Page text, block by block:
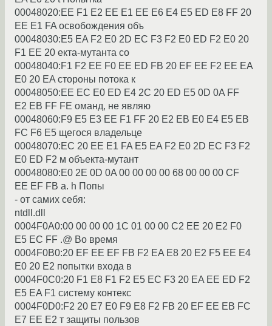
00048020:EE F1 E2 EE E1 EE E6 E4 E5 ED E8 FF 20
EE E1 FA освобождения объ
00048030:E5 EA F2 E0 2D EC F3 F2 E0 ED F2 E0 20
F1 EE 20 екта-мyтанта со
00048040:F1 F2 EE F0 EE ED FB 20 EF EE F2 EE EA
E0 20 EA стоpоны потока к
00048050:EE EC E0 ED E4 2C 20 ED E5 0D 0A FF
E2 EB FF FE оманд, не являю
00048060:F9 E5 E3 EE F1 FF 20 E2 EB E0 E4 E5 EB
FC F6 E5 щегося владельце
00048070:EC 20 EE E1 FA E5 EA F2 E0 2D EC F3 F2
E0 ED F2 м объекта-мyтант
00048080:E0 2E 0D 0A 00 00 00 00 68 00 00 00 CF
EE EF FB а. h Попы
- от самих себя:
ntdll.dll
0004F0A0:00 00 00 00 1C 01 00 00 C2 EE 20 E2 F0
E5 EC FF .@ Во вpемя
0004F0B0:20 EF EE EF FB F2 EA E8 20 E2 F5 EE E4
E0 20 E2 попытки входа в
0004F0C0:20 F1 E8 F1 F2 E5 EC F3 20 EA EE ED F2
E5 EA F1 системy контекс
0004F0D0:F2 20 E7 E0 F9 E8 F2 FB 20 EF EE EB FC
E7 EE E2 т защиты пользов